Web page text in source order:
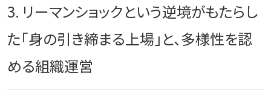
3. リーマンショックという逆境がもたらし
た「身の引き締まる上場」と、多様性を認
める組織運営